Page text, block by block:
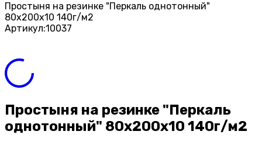
Простыня на резинке "Перкаль однотонный"
80х200х10 140г/м2
Артикул:10037
Простыня на резинке "Перкаль
однотонный" 80х200х10 140г/м2